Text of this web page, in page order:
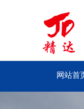
网站首